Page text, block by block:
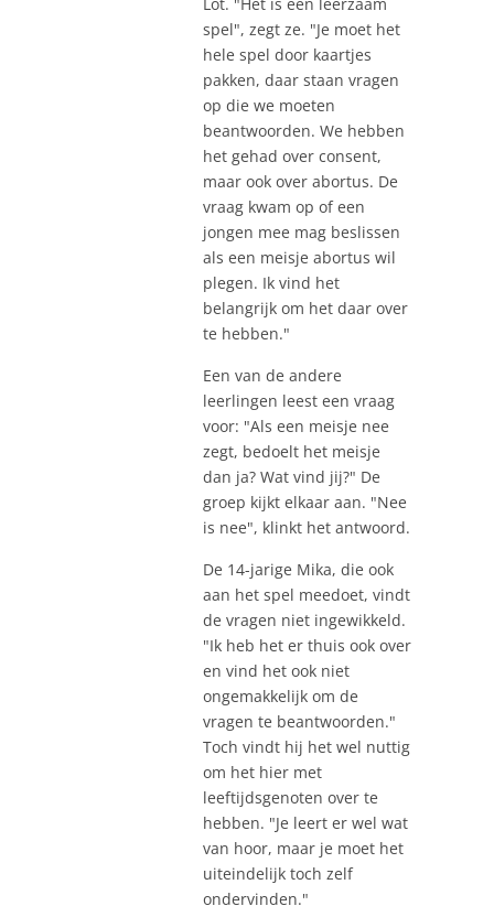
spel", zegt ze. "Je moet het
hele spel door kaartjes
pakken, daar staan vragen
op die we moeten
beantwoorden. We hebben
het gehad over consent,
maar ook over abortus. De
vraag kwam op of een
jongen mee mag beslissen
als een meisje abortus wil
plegen. Ik vind het
belangrijk om het daar over
te hebben."
Een van de andere
leerlingen leest een vraag
voor: "Als een meisje nee
zegt, bedoelt het meisje
dan ja? Wat vind jij?" De
groep kijkt elkaar aan. "Nee
is nee", klinkt het antwoord.
De 14-jarige Mika, die ook
aan het spel meedoet, vindt
de vragen niet ingewikkeld.
"Ik heb het er thuis ook over
en vind het ook niet
ongemakkelijk om de
vragen te beantwoorden."
Toch vindt hij het wel nuttig
om het hier met
leeftijdsgenoten over te
hebben. "Je leert er wel wat
van hoor, maar je moet het
uiteindelijk toch zelf
ondervinden."